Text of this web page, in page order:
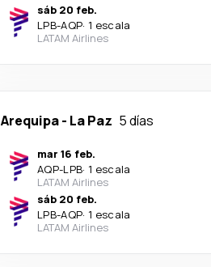
sáb 20 feb.
LPB-AQP· 1 escala
LATAM Airlines
Arequipa- La Paz 5 días
mar 16 feb.
AQP-LPB· 1 escala
LATAM Airlines
sáb 20 feb.
LPB-AQP· 1 escala
LATAM Airlines